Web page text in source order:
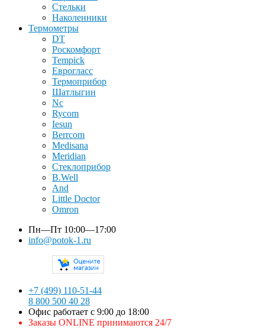
Стельки
Наколенники
Термометры
DT
Роскомфорт
Tempick
Еврогласс
Термоприбор
Шатлыгин
Nc
Rycom
Iesun
Berrcom
Medisana
Meridian
Стеклоприбор
B.Well
And
Little Doctor
Omron
Пн—Пт 10:00—17:00
info@potok-1.ru
+7 (499) 110-51-44
8 800 500 40 28
Офис работает с 9:00 до 18:00
Заказы ONLINE принимаются 24/7